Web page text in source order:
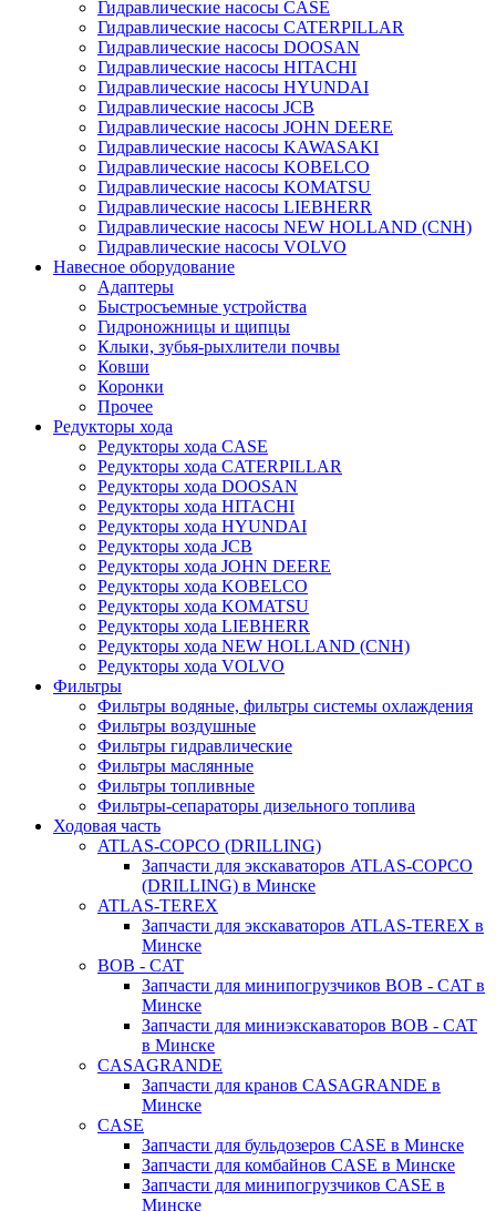
Гидравлические насосы CASE
Гидравлические насосы CATERPILLAR
Гидравлические насосы DOOSAN
Гидравлические насосы HITACHI
Гидравлические насосы HYUNDAI
Гидравлические насосы JCB
Гидравлические насосы JOHN DEERE
Гидравлические насосы KAWASAKI
Гидравлические насосы KOBELCO
Гидравлические насосы KOMATSU
Гидравлические насосы LIEBHERR
Гидравлические насосы NEW HOLLAND (CNH)
Гидравлические насосы VOLVO
Навесное оборудование
Адаптеры
Быстросъемные устройства
Гидроножницы и щипцы
Клыки, зубья-рыхлители почвы
Ковши
Коронки
Прочее
Редукторы хода
Редукторы хода CASE
Редукторы хода CATERPILLAR
Редукторы хода DOOSAN
Редукторы хода HITACHI
Редукторы хода HYUNDAI
Редукторы хода JCB
Редукторы хода JOHN DEERE
Редукторы хода KOBELCO
Редукторы хода KOMATSU
Редукторы хода LIEBHERR
Редукторы хода NEW HOLLAND (CNH)
Редукторы хода VOLVO
Фильтры
Фильтры водяные, фильтры системы охлаждения
Фильтры воздушные
Фильтры гидравлические
Фильтры маслянные
Фильтры топливные
Фильтры-сепараторы дизельного топлива
Ходовая часть
ATLAS-COPCO (DRILLING)
Запчасти для экскаваторов ATLAS-COPCO
(DRILLING) в Минске
ATLAS-TEREX
Запчасти для экскаваторов ATLAS-TEREX в
Минске
BOB - CAT
Запчасти для минипогрузчиков BOB - CAT в
Минске
Запчасти для миниэкскаваторов BOB - CAT
в Минске
CASAGRANDE
Запчасти для кранов CASAGRANDE в
Минске
CASE
Запчасти для бульдозеров CASE в Минске
Запчасти для комбайнов CASE в Минске
Запчасти для минипогрузчиков CASE в
Минске